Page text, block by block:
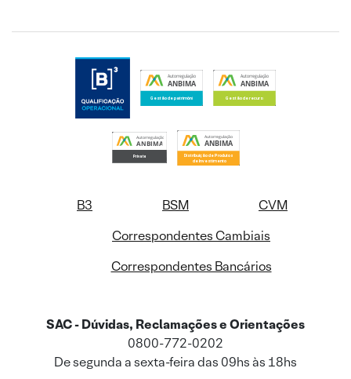
B3 BSM
CVM
Correspondentes Cambiais
Correspondentes Bancários
SAC - Dúvidas, Reclamações e Orientações
0800-772-0202
De segunda a sexta-feira das 09hs às 18hs